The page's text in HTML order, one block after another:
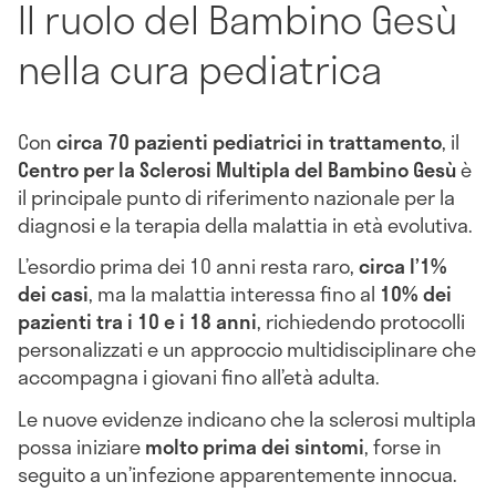
Il ruolo del Bambino Gesù
nella cura pediatrica
Concirca 70 pazienti pediatrici in trattamento, il
Centro per la Sclerosi Multipla del Bambino Gesùè
il principale punto di riferimento nazionale per la
diagnosi e la terapia della malattia in età evolutiva.
L’esordio prima dei 10 anni resta raro,circa l’1%
dei casi, ma la malattia interessa fino al 10% dei
pazienti tra i 10 e i 18 anni, richiedendo protocolli
personalizzati e un approccio multidisciplinare che
accompagna i giovani fino all’età adulta.
Le nuove evidenze indicano che la sclerosi multipla
possa iniziaremolto prima dei sintomi, forse in
seguito a un’infezione apparentemente innocua.